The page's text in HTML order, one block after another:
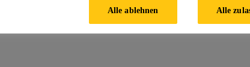
Alle ablehnen Alle